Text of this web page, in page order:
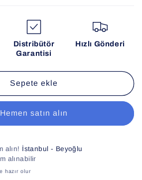
Distribütör
Garantisi
Hızlı Gönderi
Sepete ekle
Hemen satın alın
alın! İstanbul - Beyoğlu
alınabilir
hazır olur